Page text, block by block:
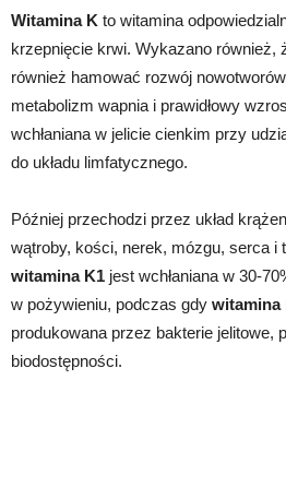
Witamina K to witamina
krzepnięcie krwi. Wykazano również,
również hamować rozwój
metabolizm wapnia i prawidłowy
wchłaniana w jelicie cienkim przy
do układu limfatycznego.
Później przechodzi przez układ
wątroby, kości, nerek, mózgu, serca i
witamina K1 jest wchłaniana w 30-
w pożywieniu, podczas gdy witamina
produkowana przez bakterie jelitowe,
biodostępności.